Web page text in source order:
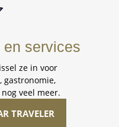
services
ze in voor
gastronomie,
veel meer.
TRAVELER